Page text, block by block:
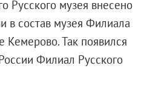
искусство XVII-XXI
Русского музея внесено
в состав музея Филиала
Кемерово. Так появился
Филиал Русского